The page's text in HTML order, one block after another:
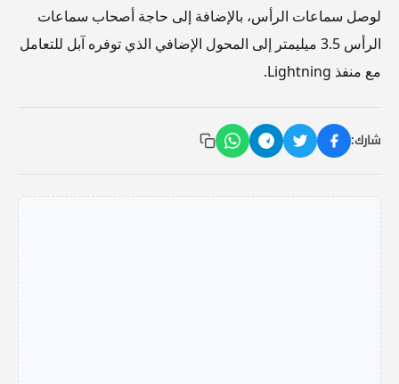
لوصل سماعات الرأس، بالإضافة إلى حاجة أصحاب سماعات
الرأس 3.5 ميليمتر إلى المحول الإضافي الذي توفره آبل للتعامل
مع منفذ Lightning.
شارك: